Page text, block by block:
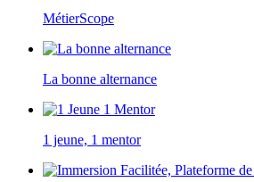
MétierScope
La bonne alternance
1 jeune, 1 mentor